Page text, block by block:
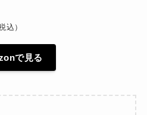
込）
で見る